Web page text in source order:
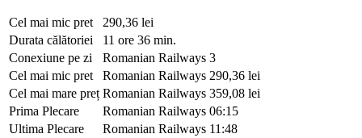
Cel mai mic pret
290,36 lei
Durata călătoriei
11 ore 36 min.
Conexiune pe zi
Romanian Railways 3
Cel mai mic pret
Romanian Railways 290,36 lei
Cel mai mare preț Romanian Railways 359,08 lei
Prima Plecare
Romanian Railways 06:15
Ultima Plecare
Romanian Railways 11:48